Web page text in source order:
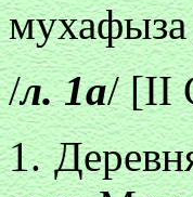
/л. 1а/ [II
1.